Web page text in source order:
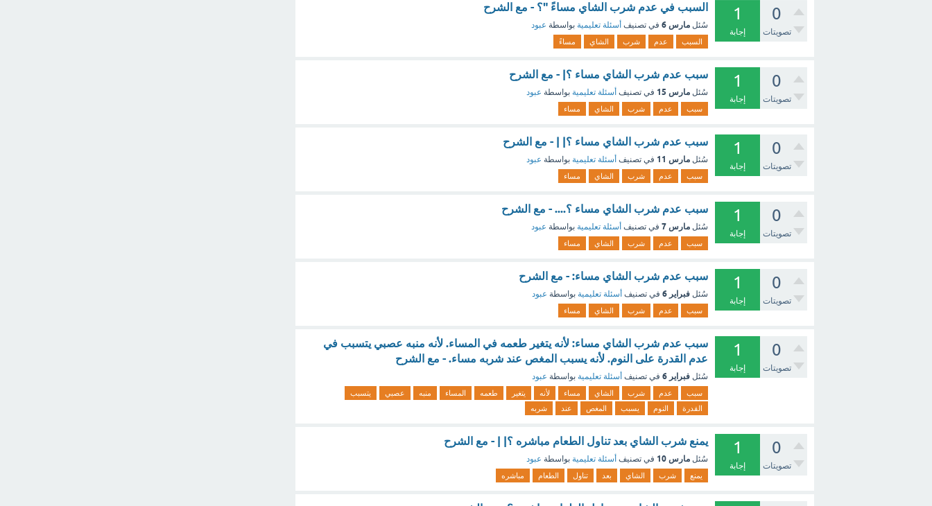
0
تصويتات
1
إجابة
السبب في عدم شرب الشاي مساءً "؟ - مع الشرح
سُئل مارس 6 في تصنيف أسئلة تعليمية بواسطة عبود
السبب عدم شرب الشاي مساءً
0
تصويتات
1
إجابة
سبب عدم شرب الشاي مساء ؟| - مع الشرح
سُئل مارس 15 في تصنيف أسئلة تعليمية بواسطة عبود
سبب عدم شرب الشاي مساء
0
تصويتات
1
إجابة
سبب عدم شرب الشاي مساء ؟| | - مع الشرح
سُئل مارس 11 في تصنيف أسئلة تعليمية بواسطة عبود
سبب عدم شرب الشاي مساء
0
تصويتات
1
إجابة
سبب عدم شرب الشاي مساء ؟.... - مع الشرح
سُئل مارس 7 في تصنيف أسئلة تعليمية بواسطة عبود
سبب عدم شرب الشاي مساء
0
تصويتات
1
إجابة
سبب عدم شرب الشاي مساء: - مع الشرح
سُئل فبراير 6 في تصنيف أسئلة تعليمية بواسطة عبود
سبب عدم شرب الشاي مساء
0
تصويتات
1
إجابة
سبب عدم شرب الشاي مساء: لأنه يتغير طعمه في المساء. لأنه منبه عصبي يتسبب في
عدم القدرة على النوم. لأنه يسبب المغص عند شربه مساء. - مع الشرح
سُئل فبراير 6 في تصنيف أسئلة تعليمية بواسطة عبود
سبب عدم شرب الشاي مساء لأنه يتغير طعمه المساء منبه عصبي
يتسبب
القدرة
النوم يسبب المغص عند شربه
0
تصويتات
1
إجابة
يمنع شرب الشاي بعد تناول الطعام مباشره ؟| | - مع الشرح
سُئل مارس 10 في تصنيف أسئلة تعليمية بواسطة عبود
يمنع شرب الشاي بعد تناول الطعام مباشره